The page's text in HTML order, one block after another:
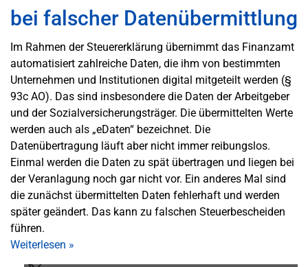
bei falscher Datenübermittlung
Im Rahmen der Steuererklärung übernimmt das Finanzamt
automatisiert zahlreiche Daten, die ihm von bestimmten
Unternehmen und Institutionen digital mitgeteilt werden (§
93c AO). Das sind insbesondere die Daten der Arbeitgeber
und der Sozialversicherungsträger. Die übermittelten Werte
werden auch als „eDaten“ bezeichnet. Die
Datenübertragung läuft aber nicht immer reibungslos.
Einmal werden die Daten zu spät übertragen und liegen bei
der Veranlagung noch gar nicht vor. Ein anderes Mal sind
die zunächst übermittelten Daten fehlerhaft und werden
später geändert. Das kann zu falschen Steuerbescheiden
führen.
Weiterlesen »